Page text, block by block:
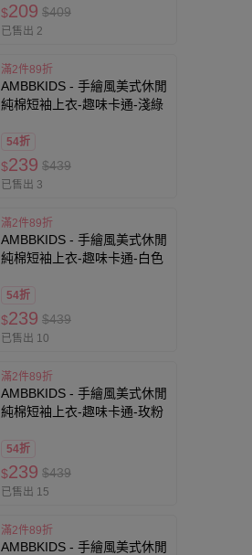
$209 $409
已售出 2
滿2件89折
AMBBKIDS - 手繪風美式休閒
純棉短袖上衣-趣味卡通-淺綠
54折
$239 $439
已售出 3
滿2件89折
AMBBKIDS - 手繪風美式休閒
純棉短袖上衣-趣味卡通-白色
54折
$239 $439
已售出 10
滿2件89折
AMBBKIDS - 手繪風美式休閒
純棉短袖上衣-趣味卡通-玫粉
54折
$239 $439
已售出 15
滿2件89折
AMBBKIDS - 手繪風美式休閒